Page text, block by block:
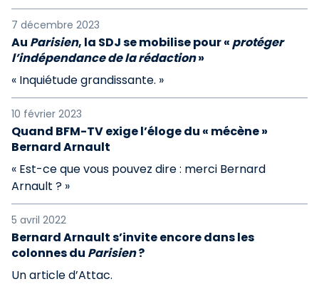
7 décembre 2023
Au Parisien, la SDJ se mobilise pour «protéger
l’indépendance de la rédaction»
« Inquiétude grandissante. »
10 février 2023
Quand BFM-TV exige l’éloge du « mécène »
Bernard Arnault
« Est-ce que vous pouvez dire : merci Bernard
Arnault ? »
5 avril 2022
Bernard Arnault s’invite encore dans les
colonnes du Parisien?
Un article d’Attac.